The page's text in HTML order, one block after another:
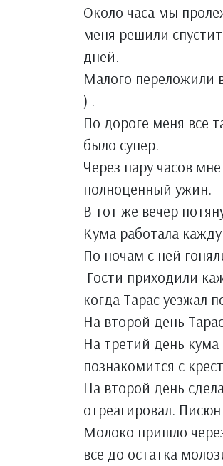
Около часа мы
меня решили
дней.
Малого переложили
) .
По дороге меня все
было супер.
Через пару часов
полноценный ужин.
В тот же вечер
Кума работала
По ночам с ней
Гости приходили
когда Тарас уезжал
На второй день
На третий день
познакомится с
На второй день
отреагировал.
Молоко пришло
все до остатка